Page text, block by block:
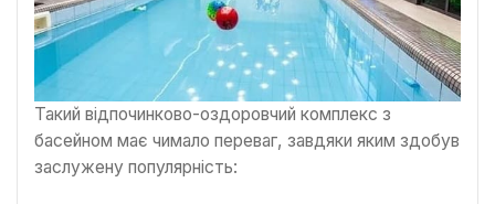
Такий відпочинково-оздоровчий комплекс з
басейном має чимало переваг, завдяки яким здобув
заслужену популярність: